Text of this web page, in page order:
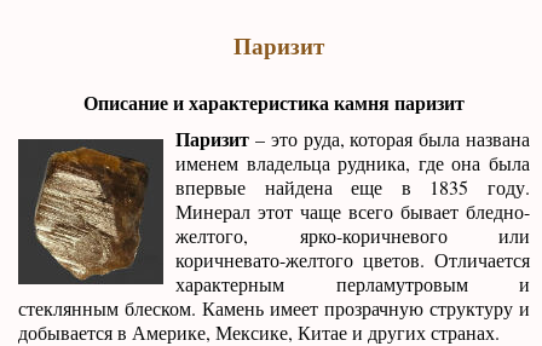
Паризит
Описание и характеристика камня паризит
Паризит – это руда, которая была названа
именем владельца рудника, где она была
впервые найдена еще в 1835 году.
Минерал этот чаще всего бывает бледно-
желтого, ярко-коричневого или
коричневато-желтого цветов. Отличается
характерным перламутровым и
стеклянным блеском. Камень имеет прозрачную структуру и
добывается в Америке, Мексике, Китае и других странах.